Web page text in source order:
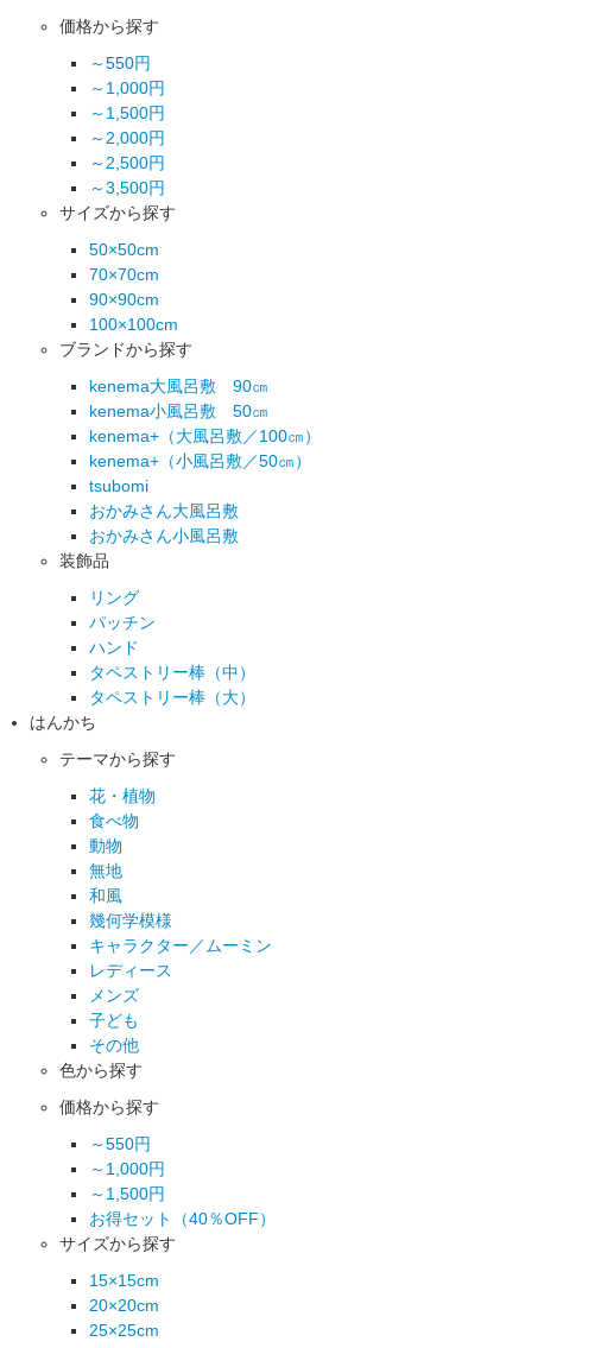
価格から探す
～550円
～1,000円
～1,500円
～2,000円
～2,500円
～3,500円
サイズから探す
50×50cm
70×70cm
90×90cm
100×100cm
ブランドから探す
kenema大風呂敷 90㎝
kenema小風呂敷 50㎝
kenema+（大風呂敷／100㎝）
kenema+（小風呂敷／50㎝）
tsubomi
おかみさん大風呂敷
おかみさん小風呂敷
装飾品
リング
パッチン
ハンド
タペストリー棒（中）
タペストリー棒（大）
はんかち
テーマから探す
花・植物
食べ物
動物
無地
和風
幾何学模様
キャラクター／ムーミン
レディース
メンズ
子ども
その他
色から探す
価格から探す
～550円
～1,000円
～1,500円
お得セット（40％OFF）
サイズから探す
15×15cm
20×20cm
25×25cm